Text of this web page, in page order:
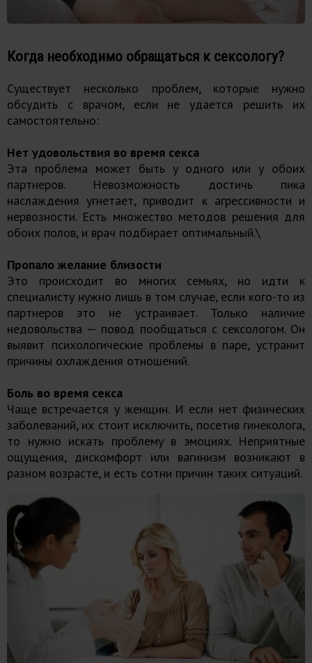
Когда необходимо обращаться к сексологу?
Существует несколько проблем, которые нужно
обсудить с врачом, если не удается решить их
самостоятельно:
Нет удовольствия во время секса
Эта проблема может быть у одного или у обоих
партнеров. Невозможность достичь пика
наслаждения угнетает, приводит к агрессивности и
нервозности. Есть множество методов решения для
обоих полов, и врач подбирает оптимальный.\
Пропало желание близости
Это происходит во многих семьях, но идти к
специалисту нужно лишь в том случае, если кого-то из
партнеров это не устраивает. Только наличие
недовольства — повод пообщаться с сексологом. Он
выявит психологические проблемы в паре, устранит
причины охлаждения отношений.
Боль во время секса
Чаще встречается у женщин. И если нет физических
заболеваний, их стоит исключить, посетив гинеколога,
то нужно искать проблему в эмоциях. Неприятные
ощущения, дискомфорт или вагинизм возникают в
разном возрасте, и есть сотни причин таких ситуаций.